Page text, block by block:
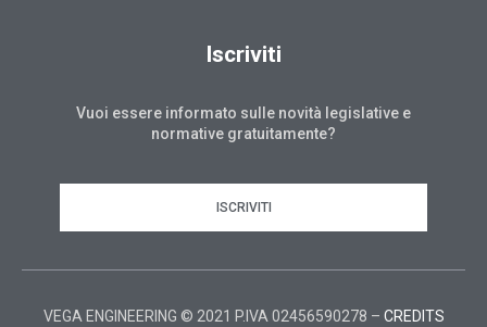
Iscriviti
Vuoi essere informato sulle novità legislative e
normative gratuitamente?
ISCRIVITI
VEGA ENGINEERING © 2021 P.IVA 02456590278 – CREDITS